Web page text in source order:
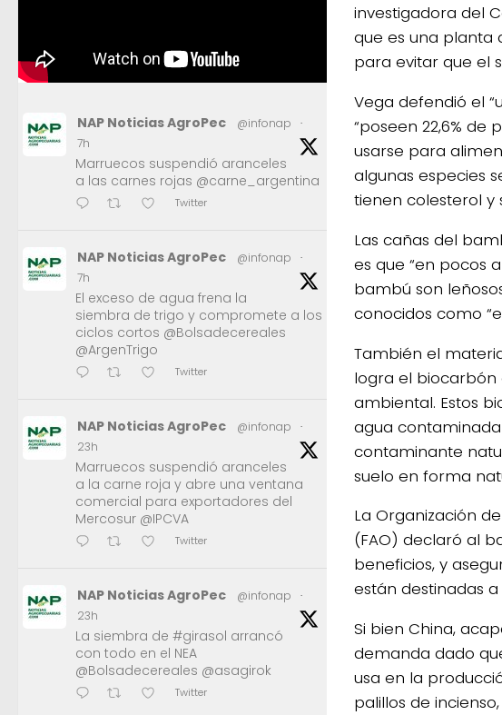
investigadora del
que es una planta
para evitar que el
Vega defendió el
“poseen 22,6%
usarse para
algunas especies
tienen colesterol y
Las cañas del
es que “en pocos
bambú son
conocidos como
También el
logra el
ambiental. Estos
agua contaminada
contaminante
suelo en forma
La Organización
(FAO) declaró al
beneficios, y
están destinadas a
Si bien China,
demanda dado
usa en la
palillos de
NAP Noticias AgroPec @infonap
·
7h
Marruecos suspendió aranceles
a las carnes rojas @carne_argentina
Twitter
NAP Noticias AgroPec @infonap
·
7h
El exceso de agua frena la
siembra de trigo y compromete a los
ciclos cortos @Bolsadecereales
@ArgenTrigo
Twitter
NAP Noticias AgroPec @infonap
·
23h
Marruecos suspendió aranceles
a la carne roja y abre una ventana
comercial para exportadores del
Mercosur @IPCVA
Twitter
NAP Noticias AgroPec @infonap
·
23h
La siembra de #girasol arrancó
con todo en el NEA
@Bolsadecereales @asagirok
Twitter